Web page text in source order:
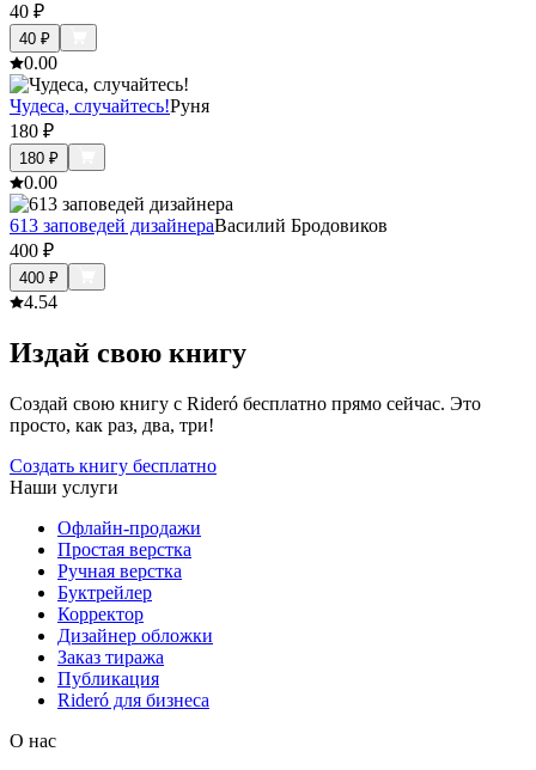
40 ₽
40 ₽
0.00
Чудеса, случайтесь!Руня
180 ₽
180 ₽
0.00
613 заповедей дизайнераВасилий Бродовиков
400 ₽
400 ₽
4.54
Издай свою книгу
Создай свою книгу с Rideró бесплатно прямо сейчас. Это
просто, как раз, два, три!
Создать книгу бесплатно
Наши услуги
Офлайн-продажи
Простая верстка
Ручная верстка
Буктрейлер
Корректор
Дизайнер обложки
Заказ тиража
Публикация
Rideró для бизнеса
О нас